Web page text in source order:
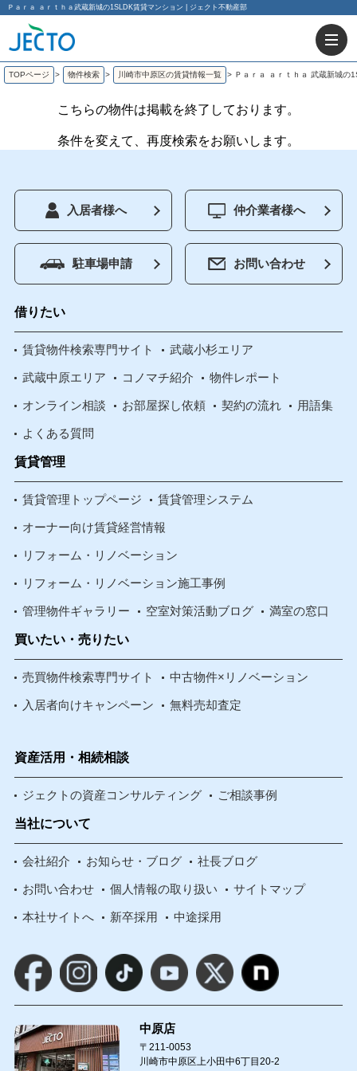
Ｐａｒａ ａｒｔｈａ武蔵新城の1SLDK賃貸マンション | ジェクト不動産部
TOPページ > 物件検索 > 川崎市中原区の賃貸情報一覧 > Ｐａｒａ ａｒｔｈａ 武蔵新城の
こちらの物件は掲載を終了しております。
条件を変えて、再度検索をお願いします。
入居者様へ 仲介業者様へ
駐車場申請 お問い合わせ
借りたい
賃貸物件検索専門サイト 武蔵小杉エリア
武蔵中原エリア コノマチ紹介 物件レポート
オンライン相談 お部屋探し依頼 契約の流れ 用語集
よくある質問
賃貸管理
賃貸管理トップページ 賃貸管理システム
オーナー向け賃貸経営情報
リフォーム・リノベーション
リフォーム・リノベーション施工事例
管理物件ギャラリー 空室対策活動ブログ 満室の窓口
買いたい・売りたい
売買物件検索専門サイト 中古物件×リノベーション
入居者向けキャンペーン 無料売却査定
資産活用・相続相談
ジェクトの資産コンサルティング ご相談事例
当社について
会社紹介 お知らせ・ブログ 社長ブログ
お問い合わせ 個人情報の取り扱い サイトマップ
本社サイトへ 新卒採用 中途採用
中原店
〒211-0053
川崎市中原区上小田中6丁目20-2